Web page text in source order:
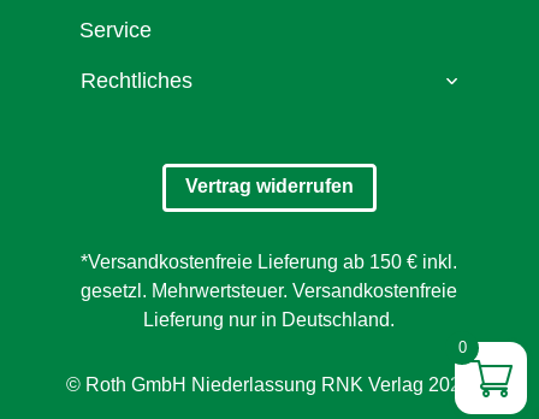
Service
Rechtliches
Vertrag widerrufen
*Versandkostenfreie Lieferung ab 150 € inkl.
gesetzl. Mehrwertsteuer. Versandkostenfreie
Lieferung nur in Deutschland.
© Roth GmbH Niederlassung RNK Verlag 2026
0